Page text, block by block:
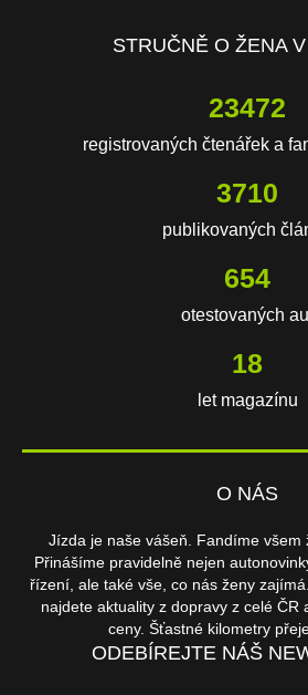
STRUČNĚ O ŽENA
23472
registrovaných čtenářek a
3710
publikovaných
654
otestovaných
18
let magazínu
O NÁS
Jízda je naše vášeň. Fandíme všem
Přinášíme pravidelně nejen
řízení, ale také vše, co nás ženy
najdete aktuality z dopravy z celé ČR
ceny. Šťastné kilometry
ODEBÍREJTE NÁŠ